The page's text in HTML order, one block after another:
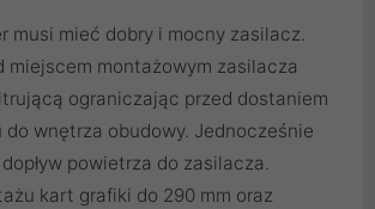
musi mieć dobry i mocny zasilacz.
miejscem montażowym zasilacza
ograniczając przed dostaniem
do wnętrza obudowy. Jednocześnie
powietrza do zasilacza.
kart grafiki do 290 mm oraz